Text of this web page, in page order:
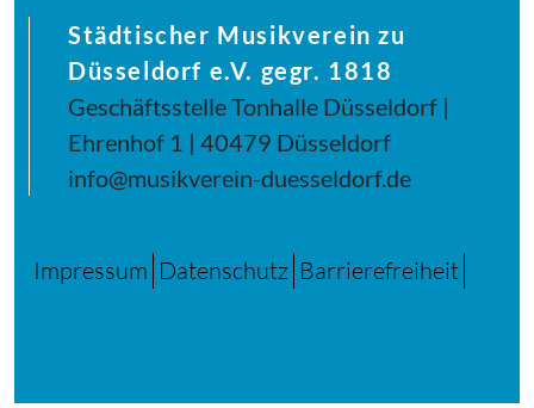
Städtischer Musikverein zu
Düsseldorf e.V. gegr. 1818
Geschäftsstelle Tonhalle Düsseldorf |
Ehrenhof 1 | 40479 Düsseldorf
info@musikverein-duesseldorf.de
Impressum Datenschutz Barrierefreiheit